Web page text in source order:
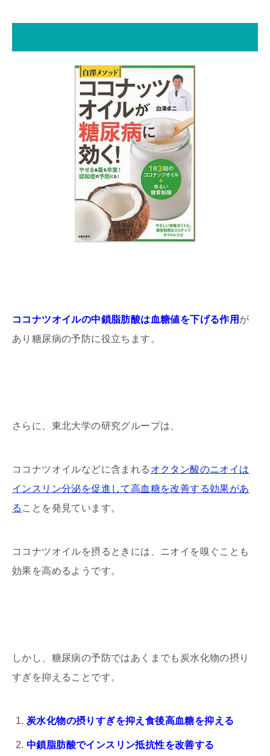
ココナツオイルの中鎖脂肪酸は血糖値を下げる作用 が
あり糖尿病の予防に役立ちます。
さらに、東北大学の研究グループは、
ココナツオイルなどに含まれる オクタン酸のニオイは
インスリン分泌を促進して高血糖を改善する効果があ
る ことを発見ています。
ココナツオイルを摂るときには、ニオイを嗅ぐことも
効果を高めるようです。
しかし、糖尿病の予防ではあくまでも炭水化物の摂り
すぎを抑えることです。
炭水化物の摂りすぎを抑え食後高血糖を抑える
中鎖脂肪酸でインスリン抵抗性を改善する